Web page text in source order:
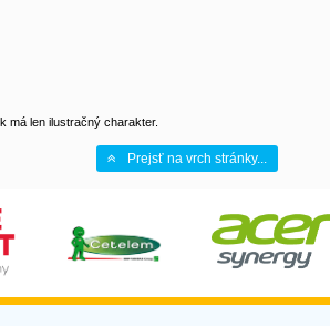
má len ilustračný charakter.
Prejsť na vrch stránky...